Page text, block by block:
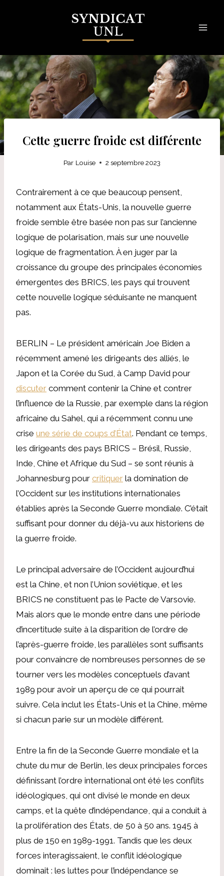
Cette guerre froide est différente
Par Louise 2 septembre 2023
Contrairement à ce que beaucoup pensent,
notamment aux États-Unis, la nouvelle guerre
froide semble être basée non pas sur l’ancienne
logique de polarisation, mais sur une nouvelle
logique de fragmentation. À en juger par la
croissance du groupe des principales économies
émergentes des BRICS, les pays qui trouvent
cette nouvelle logique séduisante ne manquent
pas.
BERLIN – Le président américain Joe Biden a
récemment amené les dirigeants des alliés, le
Japon et la Corée du Sud, à Camp David pour
discuter comment contenir la Chine et contrer
l’influence de la Russie, par exemple dans la région
africaine du Sahel, qui a récemment connu une
crise une série de coups d’État. Pendant ce temps,
les dirigeants des pays BRICS – Brésil, Russie,
Inde, Chine et Afrique du Sud – se sont réunis à
Johannesburg pour critiquer la domination de
l’Occident sur les institutions internationales
établies après la Seconde Guerre mondiale. C’était
suffisant pour donner du déjà-vu aux historiens de
la guerre froide.
Le principal adversaire de l’Occident aujourd’hui
est la Chine, et non l’Union soviétique, et les
BRICS ne constituent pas le Pacte de Varsovie.
Mais alors que le monde entre dans une période
d’incertitude suite à la disparition de l’ordre de
l’après-guerre froide, les parallèles sont suffisants
pour convaincre de nombreuses personnes de se
tourner vers les modèles conceptuels d’avant
1989 pour avoir un aperçu de ce qui pourrait
suivre. Cela inclut les États-Unis et la Chine, même
si chacun parie sur un modèle différent.
Entre la fin de la Seconde Guerre mondiale et la
chute du mur de Berlin, les deux principales forces
définissant l’ordre international ont été les conflits
idéologiques, qui ont divisé le monde en deux
camps, et la quête d’indépendance, qui a conduit à
la prolifération des États, de 50 à 50 ans. 1945 à
plus de 150 en 1989-1991. Tandis que les deux
forces interagissaient, le conflit idéologique
dominait : les luttes pour l’indépendance se